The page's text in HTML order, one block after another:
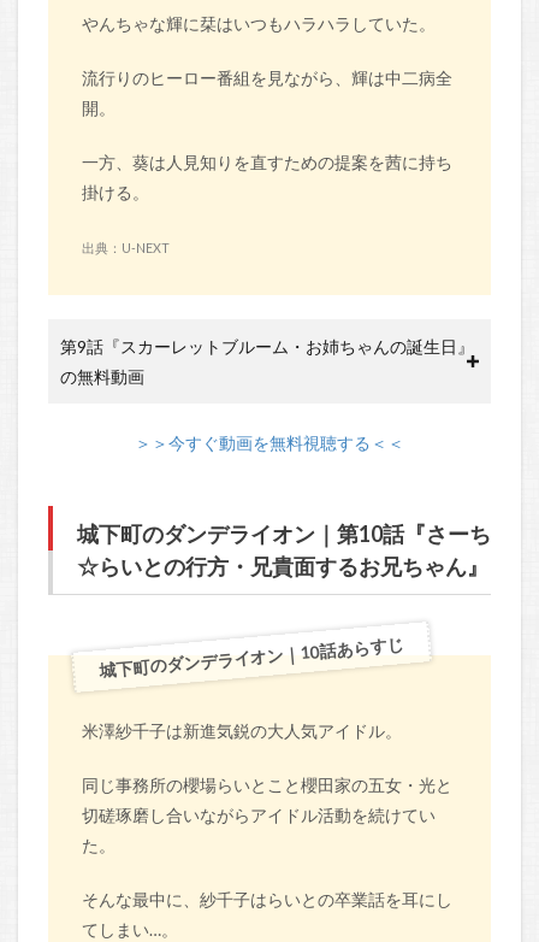
やんちゃな輝に栞はいつもハラハラしていた。
流行りのヒーロー番組を見ながら、輝は中二病全
開。
一方、葵は人見知りを直すための提案を茜に持ち
掛ける。
出典：U-NEXT
第9話『スカーレットブルーム・お姉ちゃんの誕生日』
の無料動画
＞＞今すぐ動画を無料視聴する＜＜
城下町のダンデライオン｜第10話『さーち
☆らいとの行方・兄貴面するお兄ちゃん』
城下町のダンデライオン｜10話あらすじ
米澤紗千子は新進気鋭の大人気アイドル。
同じ事務所の櫻場らいとこと櫻田家の五女・光と
切磋琢磨し合いながらアイドル活動を続けてい
た。
そんな最中に、紗千子はらいとの卒業話を耳にし
てしまい…。